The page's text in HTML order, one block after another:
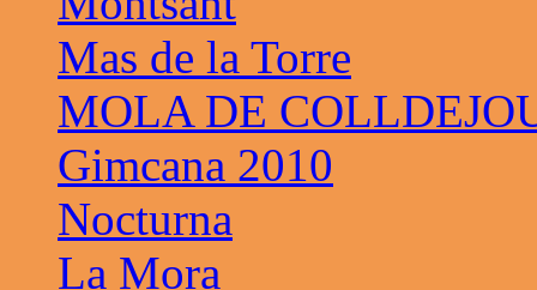
Mas de la Torre
MOLA DE
Gimcana 2010
Nocturna
La Mora